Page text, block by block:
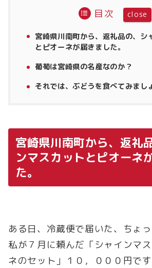
目次
宮崎県川南町から、返礼品の、シ
とピオーネが届きました。
葡萄は宮崎県の名産なのか？
それでは、ぶどうを食べてみまし
宮崎県川南町から、返礼
ンマスカットとピオーネ
た。
ある日、冷蔵便で届いた、ちょっ
私が７月に頼んだ「シャインマ
ネのセット」１０，０００円です